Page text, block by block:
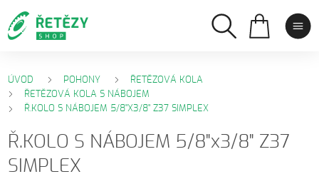
ÚVOD POHONY
ŘETĚZOVÁ KOLA
ŘETĚZOVÁ KOLA S NÁBOJEM
Ř.KOLO S NÁBOJEM 5/8"X3/8" Z37 SIMPLEX
Ř.KOLO S NÁBOJEM 5/8"x3/8" Z37
SIMPLEX